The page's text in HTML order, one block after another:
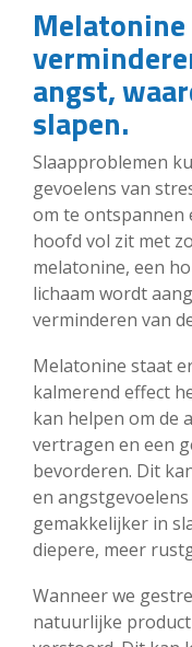
angst,
slapen.
Slaapproblemen
gevoelens van
om te ontspannen
hoofd vol zit met
melatonine, een
lichaam wordt
verminderen van
Melatonine staat
kalmerend effect
kan helpen om de
vertragen en een
bevorderen. Dit
en
gemakkelijker in
diepere, meer
Wanneer we
natuurlijke